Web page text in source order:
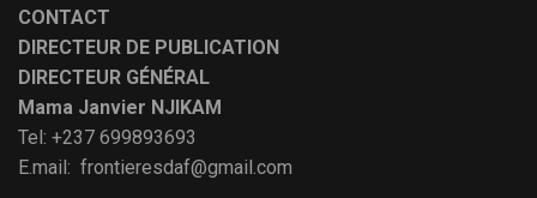
CONTACT
DIRECTEUR DE PUBLICATION
DIRECTEUR GÉNÉRAL
Mama Janvier NJIKAM
Tel: +237 699893693
E.mail: frontieresdaf@gmail.com